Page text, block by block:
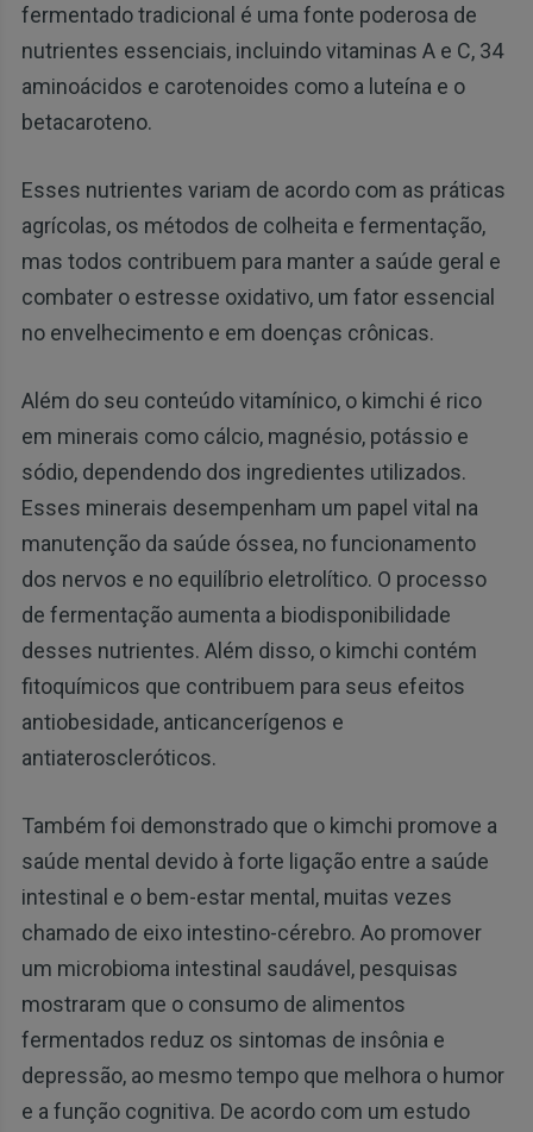
fermentado tradicional é uma fonte poderosa de
nutrientes essenciais, incluindo vitaminas A e C, 34
aminoácidos e carotenoides como a luteína e o
betacaroteno.
Esses nutrientes variam de acordo com as práticas
agrícolas, os métodos de colheita e fermentação,
mas todos contribuem para manter a saúde geral e
combater o estresse oxidativo, um fator essencial
no envelhecimento e em doenças crônicas.
Além do seu conteúdo vitamínico, o kimchi é rico
em minerais como cálcio, magnésio, potássio e
sódio, dependendo dos ingredientes utilizados.
Esses minerais desempenham um papel vital na
manutenção da saúde óssea, no funcionamento
dos nervos e no equilíbrio eletrolítico. O processo
de fermentação aumenta a biodisponibilidade
desses nutrientes. Além disso, o kimchi contém
fitoquímicos que contribuem para seus efeitos
antiobesidade, anticancerígenos e
antiateroscleróticos.
Também foi demonstrado que o kimchi promove a
saúde mental devido à forte ligação entre a saúde
intestinal e o bem-estar mental, muitas vezes
chamado de eixo intestino-cérebro. Ao promover
um microbioma intestinal saudável, pesquisas
mostraram que o consumo de alimentos
fermentados reduz os sintomas de insônia e
depressão, ao mesmo tempo que melhora o humor
e a função cognitiva. De acordo com um estudo